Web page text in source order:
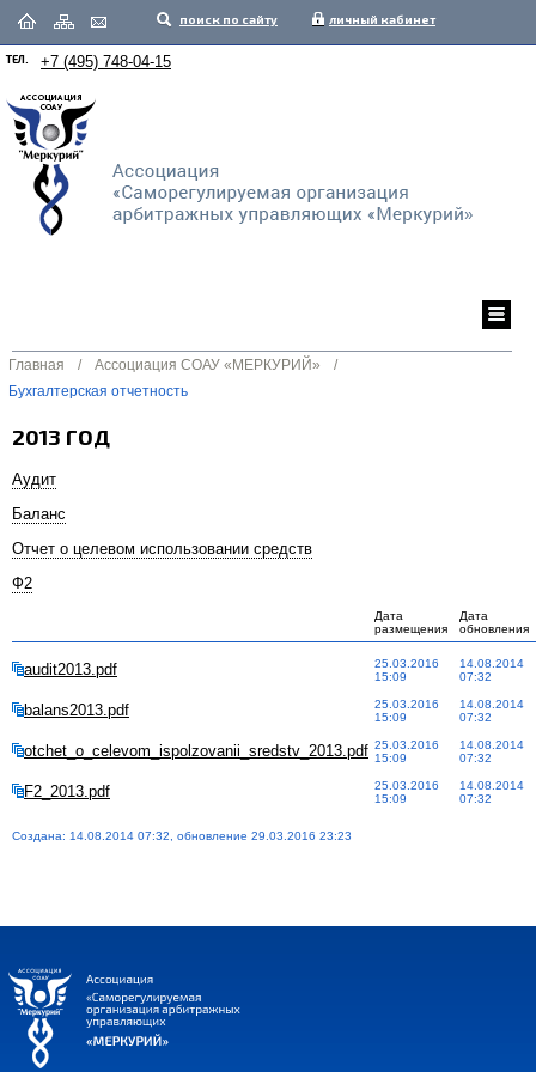
поиск по сайту личный кабинет
ТЕЛ. +7 (495) 748-04-15
Главная / Ассоциация СОАУ «МЕРКУРИЙ»
/
Бухгалтерская отчетность
2013 ГОД
Аудит
Баланс
Отчет о целевом использовании средств
Ф2
Дата
размещения
Дата
обновления
audit2013.pdf
25.03.2016
15:09
14.08.2014
07:32
balans2013.pdf
25.03.2016
15:09
14.08.2014
07:32
otchet_o_celevom_ispolzovanii_sredstv_2013.pdf 25.03.2016
15:09
14.08.2014
07:32
F2_2013.pdf
25.03.2016
15:09
14.08.2014
07:32
Создана: 14.08.2014 07:32, обновление 29.03.2016 23:23